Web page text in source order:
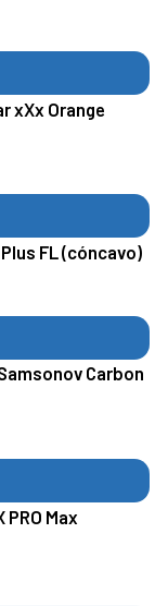
xXx Orange
FL (cóncavo)
Carbon
Max